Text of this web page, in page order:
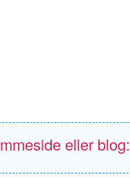
eller blog: